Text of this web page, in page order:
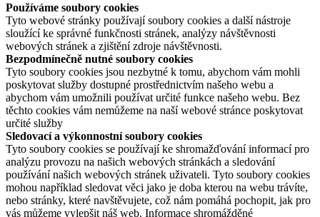
Používáme soubory cookies
Tyto webové stránky používají soubory cookies a další nástroje
sloužící ke správné funkčnosti stránek, analýzy návštěvnosti
webových stránek a zjištění zdroje návštěvnosti.
Bezpodmínečně nutné soubory cookies
Tyto soubory cookies jsou nezbytné k tomu, abychom vám mohli
poskytovat služby dostupné prostřednictvím našeho webu a
abychom vám umožnili používat určité funkce našeho webu. Bez
těchto cookies vám nemůžeme na naší webové stránce poskytovat
určité služby
Sledovací a výkonnostní soubory cookies
Tyto soubory cookies se používají ke shromažďování informací pro
analýzu provozu na našich webových stránkách a sledování
používání našich webových stránek uživateli. Tyto soubory cookies
mohou například sledovat věci jako je doba kterou na webu trávíte,
nebo stránky, které navštěvujete, což nám pomáhá pochopit, jak pro
vás můžeme vylepšit náš web. Informace shromážděné